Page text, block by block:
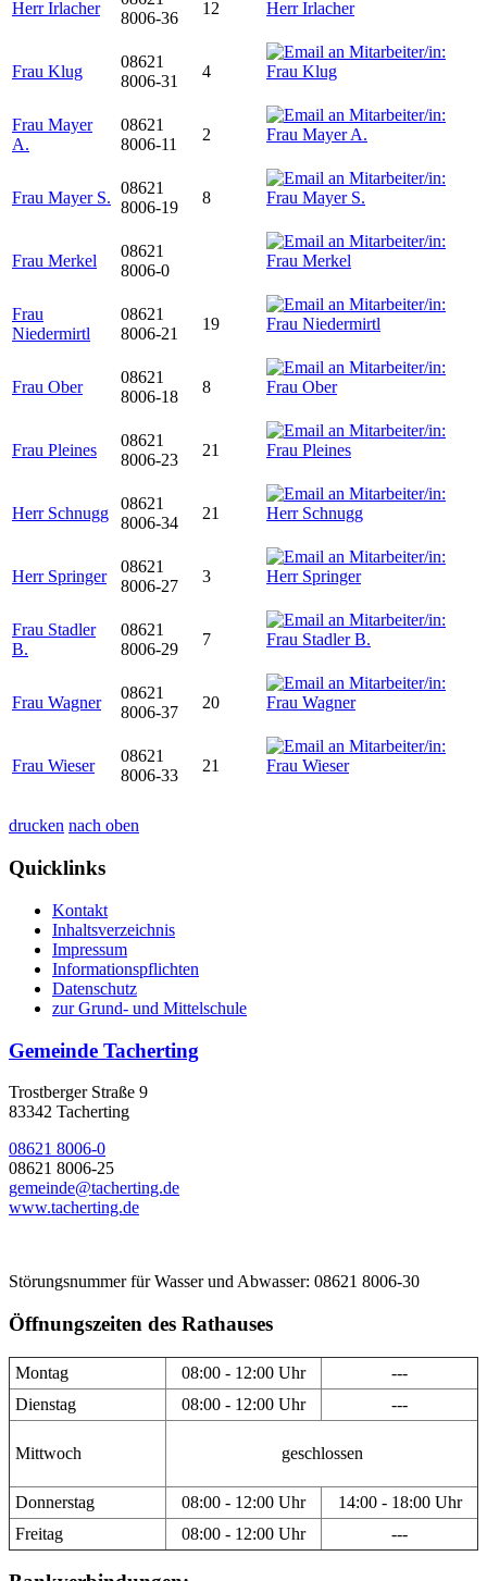
Herr Irlacher
8006-36
12
Frau Klug
08621
8006-31
4
Frau Mayer
A.
08621
8006-11
2
Frau Mayer S.
08621
8006-19
8
Frau Merkel
08621
8006-0
Frau
Niedermirtl
08621
8006-21
19
Frau Ober
08621
8006-18
8
Frau Pleines
08621
8006-23
21
Herr Schnugg
08621
8006-34
21
Herr Springer
08621
8006-27
3
Frau Stadler
B.
08621
8006-29
7
Frau Wagner
08621
8006-37
20
Frau Wieser
08621
8006-33
21
drucken nach oben
Quicklinks
Kontakt
Inhaltsverzeichnis
Impressum
Informationspflichten
Datenschutz
zur Grund- und Mittelschule
Gemeinde Tacherting
Trostberger Straße 9
83342 Tacherting
08621 8006-0
08621 8006-25
gemeinde@tacherting.de
www.tacherting.de
Störungsnummer für Wasser und Abwasser: 08621 8006-30
Öffnungszeiten des Rathauses
Montag 08:00 - 12:00 Uhr
---
Dienstag
08:00 - 12:00 Uhr ---
Mittwoch geschlossen
Donnerstag 08:00 - 12:00 Uhr
14:00 - 18:00 Uhr
Freitag
08:00 - 12:00 Uhr ---